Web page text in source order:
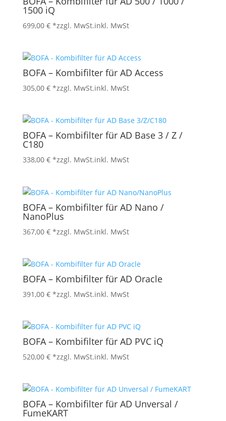
1500 iQ
699,00 € *zzgl. MwSt.inkl. MwSt
BOFA – Kombifilter für AD Access
305,00 € *zzgl. MwSt.inkl. MwSt
BOFA – Kombifilter für AD Base 3 / Z /
C180
338,00 € *zzgl. MwSt.inkl. MwSt
BOFA – Kombifilter für AD Nano /
NanoPlus
367,00 € *zzgl. MwSt.inkl. MwSt
BOFA – Kombifilter für AD Oracle
391,00 € *zzgl. MwSt.inkl. MwSt
BOFA – Kombifilter für AD PVC iQ
520,00 € *zzgl. MwSt.inkl. MwSt
BOFA – Kombifilter für AD Unversal /
FumeKART